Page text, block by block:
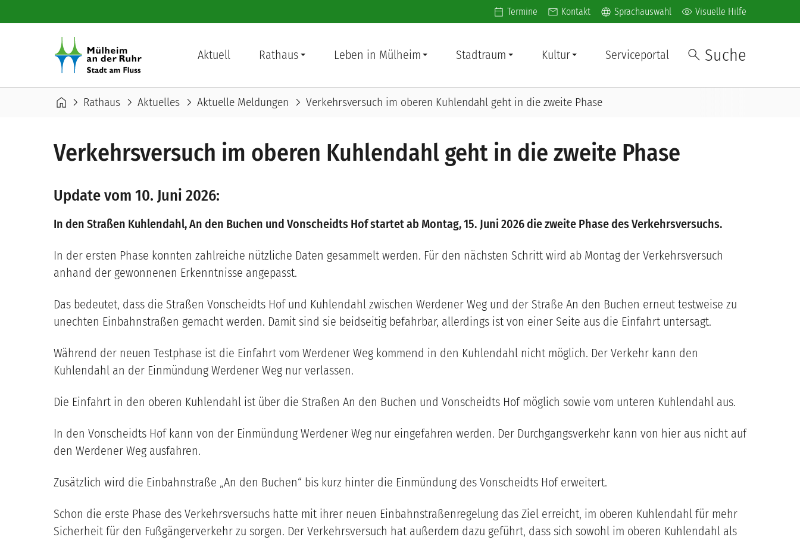
Additional navigation
Termine Kontakt language Sprachauswahl visibility Visuelle Hilfe
Aktuell
Rathaus Leben in Mülheim Stadtraum Kultur Serviceportal Suche
Pfadnavigation
home chevron_right Rathaus chevron_right Aktuelles chevron_right Aktuelle Meldungen chevron_right Verkehrsversuch im oberen Kuhlendahl geht in die zweite Phase
Verkehrsversuch im oberen Kuhlendahl geht in die zweite Phase
Update vom 10. Juni 2026:
In den Straßen Kuhlendahl, An den Buchen und Vonscheidts Hof startet ab Montag, 15. Juni 2026 die zweite Phase des Verkehrsversuchs.
In der ersten Phase konnten zahlreiche nützliche Daten gesammelt werden. Für den nächsten Schritt wird ab Montag der Verkehrsversuch
anhand der gewonnenen Erkenntnisse angepasst.
Das bedeutet, dass die Straßen Vonscheidts Hof und Kuhlendahl zwischen Werdener Weg und der Straße An den Buchen erneut testweise zu
unechten Einbahnstraßen gemacht werden. Damit sind sie beidseitig befahrbar, allerdings ist von einer Seite aus die Einfahrt untersagt.
Während der neuen Testphase ist die Einfahrt vom Werdener Weg kommend in den Kuhlendahl nicht möglich. Der Verkehr kann den
Kuhlendahl an der Einmündung Werdener Weg nur verlassen.
Die Einfahrt in den oberen Kuhlendahl ist über die Straßen An den Buchen und Vonscheidts Hof möglich sowie vom unteren Kuhlendahl aus.
In den Vonscheidts Hof kann von der Einmündung Werdener Weg nur eingefahren werden. Der Durchgangsverkehr kann von hier aus nicht auf
den Werdener Weg ausfahren.
Zusätzlich wird die Einbahnstraße „An den Buchen“ bis kurz hinter die Einmündung des Vonscheidts Hof erweitert.
Schon die erste Phase des Verkehrsversuchs hatte mit ihrer neuen Einbahnstraßenregelung das Ziel erreicht, im oberen Kuhlendahl für mehr
Sicherheit für den Fußgängerverkehr zu sorgen. Der Verkehrsversuch hat außerdem dazu geführt, dass sich sowohl im oberen Kuhlendahl als